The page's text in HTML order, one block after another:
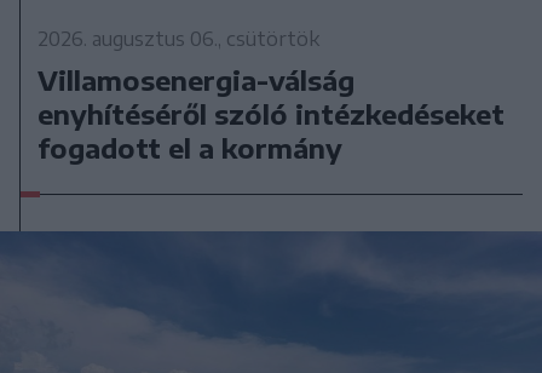
2026. augusztus 06., csütörtök
Villamosenergia-válság
enyhítéséről szóló intézkedéseket
fogadott el a kormány